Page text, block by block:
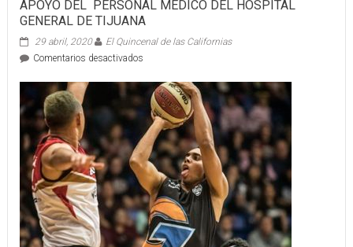
APOYO DEL PERSONAL MÉDICO DEL HOSPITAL
GENERAL DE TIJUANA
29 abril, 2020
El Quincenal de las Californias
Comentarios desactivadosen
ESFUERZOS
JÓVENES
RESTAURANTEROS
EN
APOYO
DEL
PERSONAL
MÉDICO
DEL
HOSPITAL
GENERAL
DE